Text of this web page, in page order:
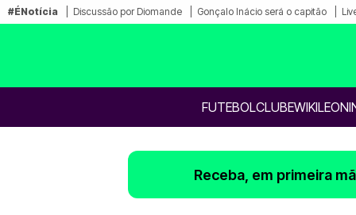
#ÉNotícia Discussão por Diomande Gonçalo Inácio será o capitão
FUTEBOLCLUBE
Receba, em primeira